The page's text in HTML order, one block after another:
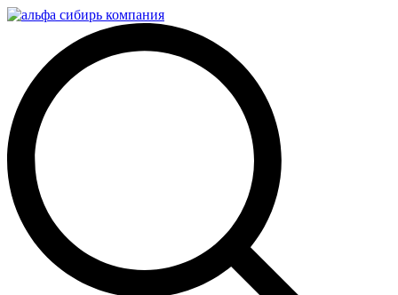
Перейти
содержимому